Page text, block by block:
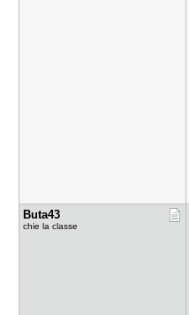
Buta43
chie la classe